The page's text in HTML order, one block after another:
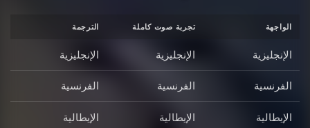
الواجهة تجربة صوت كاملة الترجمة
الإنجليزية الإنجليزية الإنجليزية
الفرنسية الفرنسية الفرنسية
الإيطالية الإيطالية الإيطالية